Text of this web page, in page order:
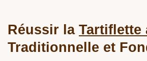
Réussir la Tartiflette
Traditionnelle et